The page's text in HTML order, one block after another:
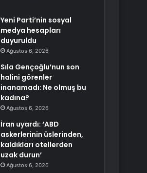
Yeni Parti’nin sosyal
medya hesapları
duyuruldu
Ağustos 6, 2026
Sıla Gençoğlu’nun son
halini görenler
inanamadı: Ne olmuş bu
kadına?
Ağustos 6, 2026
İran uyardı: ‘ABD
askerlerinin üslerinden,
kaldıkları otellerden
uzak durun’
Ağustos 6, 2026